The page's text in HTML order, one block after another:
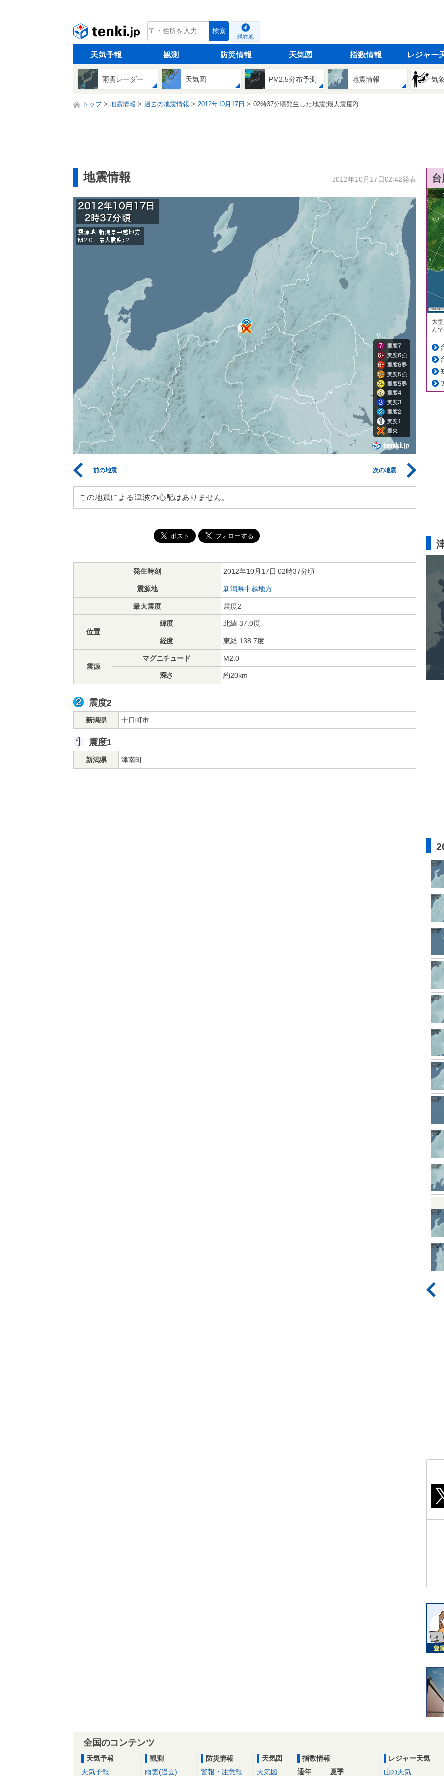
tenki.jp 検索
現在地
天気予報 観測 防災情報 天気図 指数情報 レジャー
雨雲レーダー 天気図 PM2.5分布予測 地震情報 気
トップ 地震情報 過去の地震情報 2012年10月17日 02時37分頃発生した地震(最大震度2)
地震情報 2012年10月17日02:42発表
前の地震 次の地震
この地震による津波の心配はありません。
発生時刻 2012年10月17日 02時37分頃
震源地 新潟県中越地方
最大震度 震度2
位置
緯度 北緯 37.0度
経度 東経 138.7度
震源
マグニチュード M2.0
深さ 約20km
震度2
新潟県 十日町市
震度1
新潟県 津南町
大
ん
全国のコンテンツ
天気予報
天気予報
観測
雨雲(過去)
防災情報
警報・注意報
天気図
天気図
指数情報
通年
夏季
レジャー天気
山の天気